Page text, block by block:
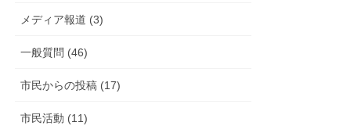
メディア報道 (3)
一般質問 (46)
市民からの投稿 (17)
市民活動 (11)